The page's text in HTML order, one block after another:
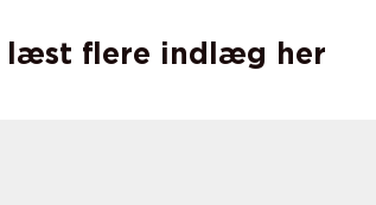
læst flere indlæg her